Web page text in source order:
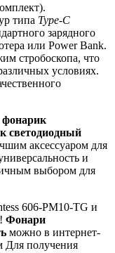
типа Type-C
зарядного
или Power Bank.
стробоскопа, что
условиях.
фонарик
светодиодный
аксессуаром для
и
выбором для
606-PM10-TG и
Фонари
можно в интернет-
Для получения